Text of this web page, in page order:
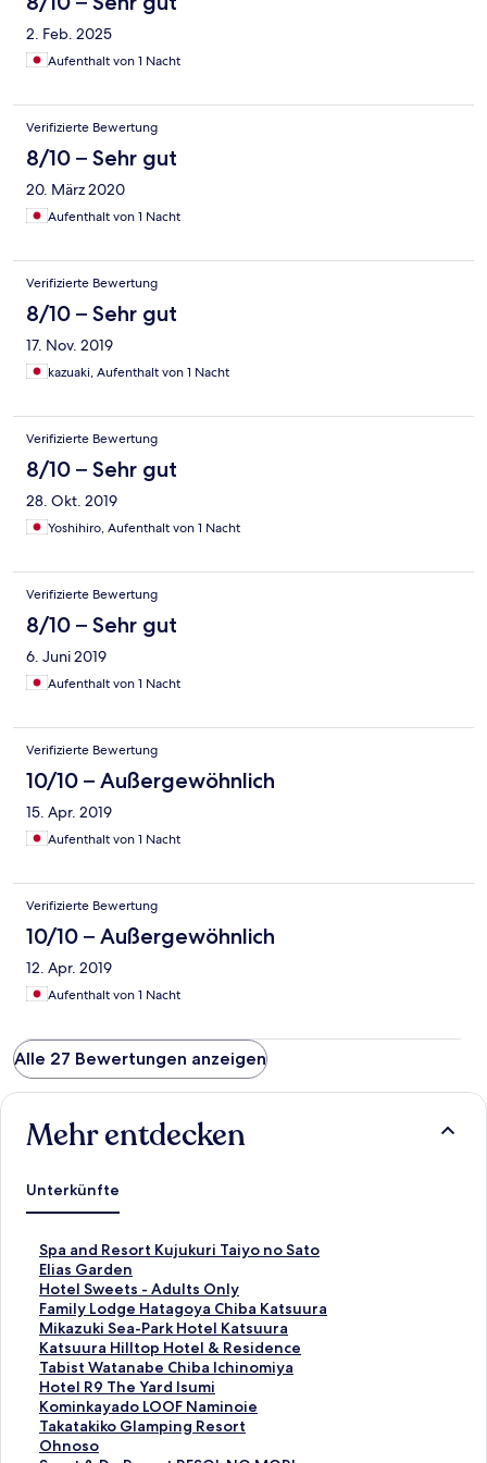
2. Feb. 2025
Aufenthalt von 1 Nacht
Verifizierte Bewertung
8/10 – Sehr gut
20. März 2020
Aufenthalt von 1 Nacht
Verifizierte Bewertung
8/10 – Sehr gut
17. Nov. 2019
kazuaki, Aufenthalt von 1 Nacht
Verifizierte Bewertung
8/10 – Sehr gut
28. Okt. 2019
Yoshihiro, Aufenthalt von 1 Nacht
Verifizierte Bewertung
8/10 – Sehr gut
6. Juni 2019
Aufenthalt von 1 Nacht
Verifizierte Bewertung
10/10 – Außergewöhnlich
15. Apr. 2019
Aufenthalt von 1 Nacht
Verifizierte Bewertung
10/10 – Außergewöhnlich
12. Apr. 2019
Aufenthalt von 1 Nacht
Alle 27 Bewertungen anzeigen
Mehr entdecken
Unterkünfte
Spa and Resort Kujukuri Taiyo no Sato
L
i
n
k
,
d
e
r
d
i
e
Elias Garden
L
i
n
k
,
d
e
r
d
i
Hotel Sweets - Adults Only
L
i
n
k
,
d
e
r
d
Family Lodge Hatagoya Chiba Katsuura
L
i
n
k
,
d
e
r
Mikazuki Sea-Park Hotel Katsuura
L
i
n
k
,
d
e
Katsuura Hilltop Hotel & Residence
L
i
n
k
,
d
Tabist Watanabe Chiba Ichinomiya
L
i
n
k
,
Hotel R9 The Yard Isumi
L
i
n
k
Kominkayado LOOF Naminoie
L
i
n
Takatakiko Glamping Resort
L
iOhnoso
L